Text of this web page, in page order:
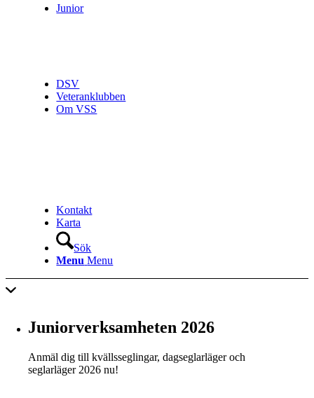
Junior
DSV
Veteranklubben
Om VSS
Kontakt
Karta
Sök
Menu Menu
Juniorverksamheten 2026
Anmäl dig till kvällsseglingar, dagseglarläger och
seglarläger 2026 nu!